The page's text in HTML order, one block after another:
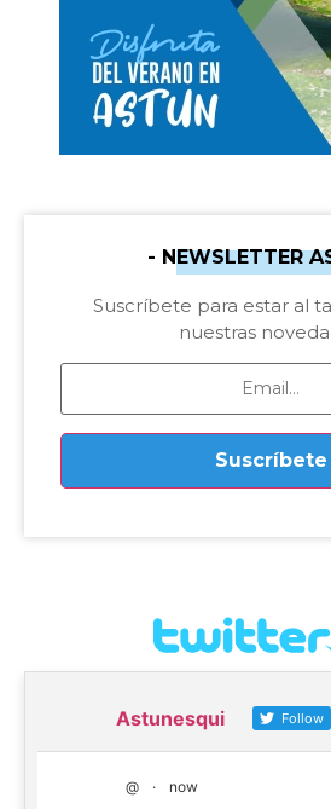
- NEWSLETTER
Suscríbete para estar al
nuestras
Astunesqui Follow
@ · now